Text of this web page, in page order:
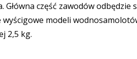
część zawodów odbędzie
modeli
2,5 kg.